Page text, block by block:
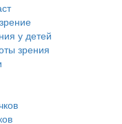
у детей
зрения